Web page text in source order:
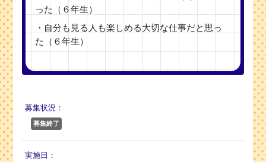
った（６年生）
・自分も見る人も楽しめる大切な仕事だと思っ
た（６年生）
募集状況：
募集終了
実施日：